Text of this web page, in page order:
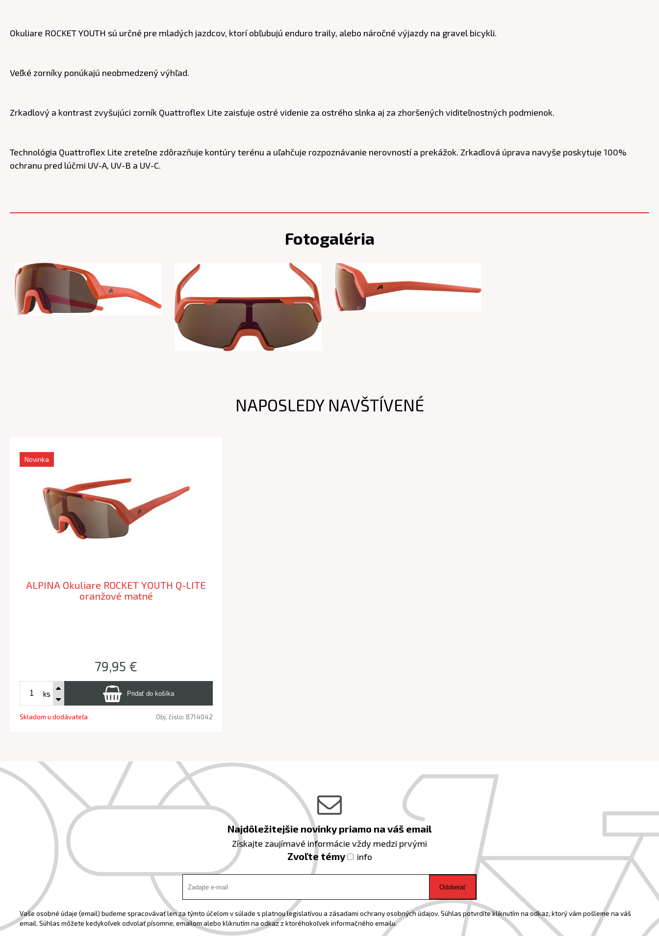
Okuliare ROCKET YOUTH sú určné pre mladých jazdcov, ktorí obľubujú enduro traily, alebo náročné výjazdy na gravel bicykli.
Veľké zorníky ponúkajú neobmedzený výhľad.
Zrkadlový a kontrast zvyšujúci zorník Quattroflex Lite zaisťuje ostré videnie za ostrého slnka aj za zhoršených viditeľnostných podmienok.
Technológia Quattroflex Lite zreteľne zdôrazňuje kontúry terénu a uľahčuje rozpoznávanie nerovností a prekážok. Zrkadlová úprava navyše poskytuje 100%
ochranu pred lúčmi UV-A, UV-B a UV-C.
Fotogaléria
NAPOSLEDY NAVŠTÍVENÉ
ALPINA Okuliare ROCKET YOUTH Q-LITE
oranžové matné
Novinka
79,95 €
ks
Skladom u dodávateľa Obj. čislo: 8714042
Najdôležitejšie novinky priamo na váš email
Získajte zaujímavé informácie vždy medzi prvými
Zvoľte témy info
Odoberať
Vaše osobné údaje (email) budeme spracovávať len za týmto účelom v súlade s platnou legislatívou a zásadami ochrany osobných údajov. Súhlas potvrdíte kliknutím na odkaz, ktorý vám pošleme na váš
email. Súhlas môžete kedykoľvek odvolať písomne, emailom alebo kliknutím na odkaz z ktoréhokoľvek informačného emailu.